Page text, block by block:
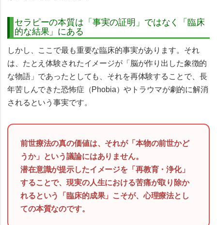
セラピーの本質は「事実の証明」ではなく「臨床
的な結果」にある
しかし、ここで最も重要な臨床的事実があります。それ
は、たとえ体験されたイメージが「脳が作り出した象徴的
な物語」であったとしても、それを再体験することで、 長
年苦しんできた恐怖症（Phobia）やトラウマが劇的に解消
される という事実です。
前世療法の真の価値は、それが「本物の前世かど
うか」という議論にはありません。
潜在意識が提示したイメージを「再教育・浄化」
することで、現実の人生における苦痛が取り除か
れるという「臨床的成果」こそが、心理療法とし
ての本質なのです。